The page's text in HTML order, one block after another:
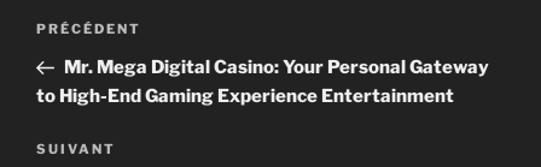
Navigation
l’article
Article
précédent
PRÉCÉDENT
Mr. Mega Digital Casino: Your Personal Gateway
to High-End Gaming Experience Entertainment
Article
SUIVANT